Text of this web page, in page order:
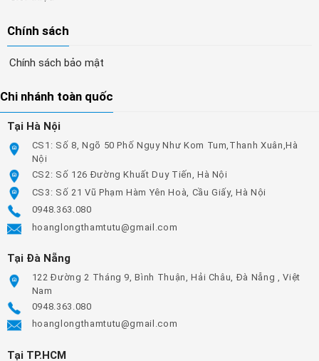
Chính sách
Chính sách bảo mật
Chi nhánh toàn quốc
Tại Hà Nội
CS1: Số 8, Ngõ 50 Phố Ngụy Như Kom Tum,Thanh Xuân,Hà
Nội
CS2: Số 126 Đường Khuất Duy Tiến, Hà Nội
CS3: Số 21 Vũ Phạm Hàm Yên Hoà, Cầu Giấy, Hà Nội
0948.363.080
hoanglongthamtutu@gmail.com
Tại Đà Nẵng
122 Đường 2 Tháng 9, Bình Thuận, Hải Châu, Đà Nẵng , Việt
Nam
0948.363.080
hoanglongthamtutu@gmail.com
Tại TP.HCM